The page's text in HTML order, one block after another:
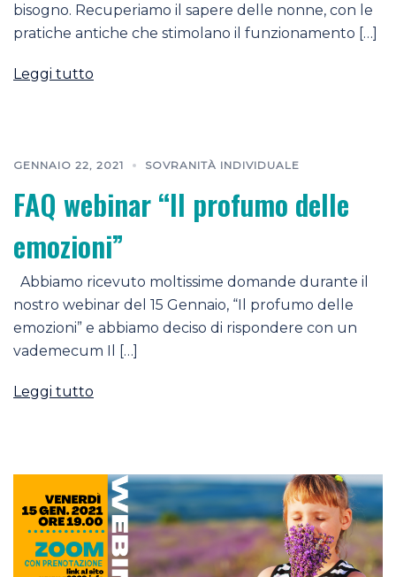
bisogno. Recuperiamo il sapere delle nonne, con le
pratiche antiche che stimolano il funzionamento […]
Leggi tutto
GENNAIO 22, 2021 SOVRANITÀ INDIVIDUALE
FAQ webinar “Il profumo delle
emozioni”
Abbiamo ricevuto moltissime domande durante il
nostro webinar del 15 Gennaio, “Il profumo delle
emozioni” e abbiamo deciso di rispondere con un
vademecum Il […]
Leggi tutto